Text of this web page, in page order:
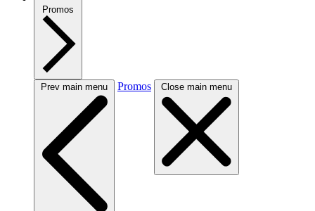
Promos
Prev main menu Promos Close main menu